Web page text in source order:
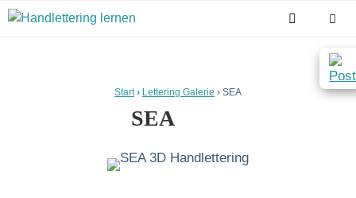
Zum
Start› Lettering Galerie › SEA
SEA